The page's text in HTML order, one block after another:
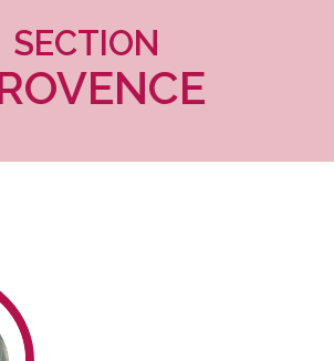
SECTION